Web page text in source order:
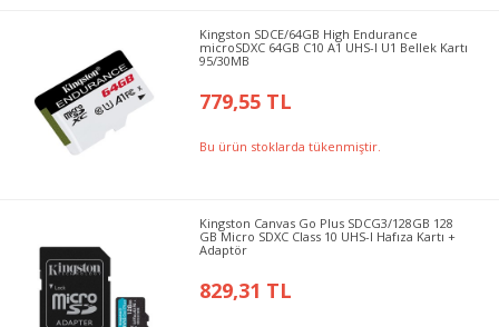
Kingston SDCE/64GB High Endurance
microSDXC 64GB C10 A1 UHS-I U1 Bellek Kartı
95/30MB
779,55 TL
Bu ürün stoklarda tükenmiştir.
Kingston Canvas Go Plus SDCG3/128GB 128
GB Micro SDXC Class 10 UHS-I Hafıza Kartı +
Adaptör
829,31 TL